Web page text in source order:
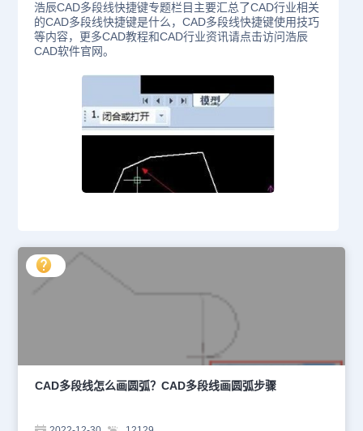
浩辰CAD多段线快捷键专题栏目主要汇总了CAD行业相关
的CAD多段线快捷键是什么，CAD多段线快捷键使用技巧
等内容，更多CAD教程和CAD行业资讯请点击访问浩辰
CAD软件官网。
CAD多段线怎么画圆弧？CAD多段线画圆弧步骤